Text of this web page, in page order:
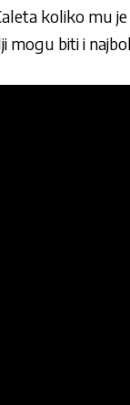
koliko mu je
mogu biti i